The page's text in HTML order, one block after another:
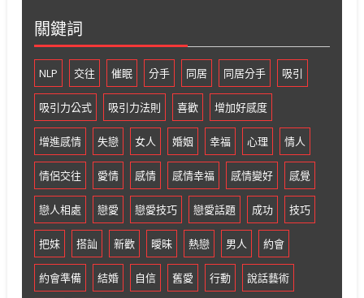
關鍵詞
NLP 交往 催眠 分手 同居 同居分手 吸引
吸引力公式 吸引力法則 喜歡 增加好感度
增進感情 失戀 女人 婚姻 幸福 心理 情人
情侶交往 愛情 感情 感情幸福 感情變好 感覺
戀人相處 戀愛 戀愛技巧 戀愛話題 成功 技巧
把妹 搭訕 新歡 曖昧 熱戀 男人 約會
約會準備 結婚 自信 舊愛 行動 說話藝術